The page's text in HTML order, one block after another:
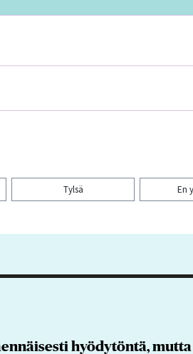
Tylsä En
hyödytöntä,